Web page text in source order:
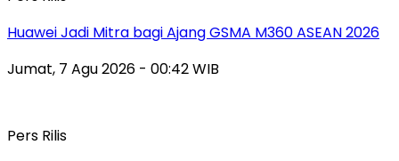
Huawei Jadi Mitra bagi Ajang GSMA M360 ASEAN 2026
Jumat, 7 Agu 2026 - 00:42 WIB
Pers Rilis